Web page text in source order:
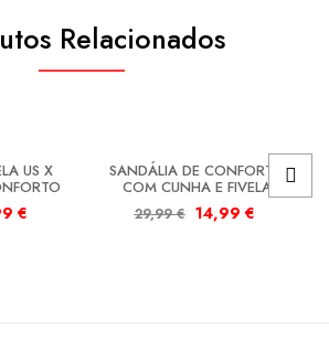
Relacionados
US X
€
SANDÁLIA DE CONFORTO
COM CUNHA E FIVELA
29,99€ 14,99 €